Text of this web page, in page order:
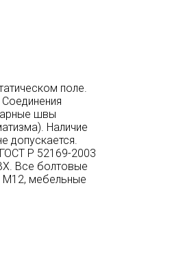
поле.
швы
Наличие
допускается.
Р 52169-2003
Все болтовые
М12, мебельные